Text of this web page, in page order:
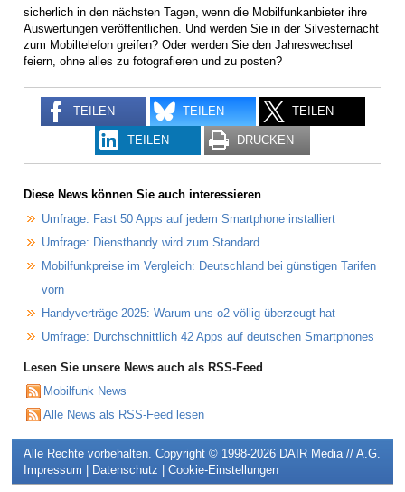
sicherlich in den nächsten Tagen, wenn die Mobilfunkanbieter ihre
Auswertungen veröffentlichen. Und werden Sie in der Silvesternacht
zum Mobiltelefon greifen? Oder werden Sie den Jahreswechsel
feiern, ohne alles zu fotografieren und zu posten?
TEILEN TEILEN TEILEN
TEILEN DRUCKEN
Diese News können Sie auch interessieren
Umfrage: Fast 50 Apps auf jedem Smartphone installiert
Umfrage: Diensthandy wird zum Standard
Mobilfunkpreise im Vergleich: Deutschland bei günstigen Tarifen
vorn
Handyverträge 2025: Warum uns o2 völlig überzeugt hat
Umfrage: Durchschnittlich 42 Apps auf deutschen Smartphones
Lesen Sie unsere News auch als RSS-Feed
Mobilfunk News
Alle News als RSS-Feed lesen
Alle Rechte vorbehalten. Copyright © 1998-2026 DAIR Media // A.G.
Impressum | Datenschutz | Cookie-Einstellungen